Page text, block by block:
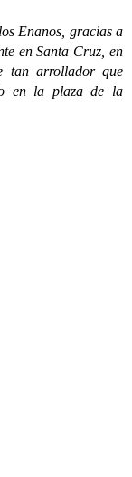
Enanos, gracias a
en Santa Cruz, en
tan arrollador que
en la plaza de la